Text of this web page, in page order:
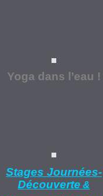
Yoga dans l’eau !
Stages Journées-
Découverte &